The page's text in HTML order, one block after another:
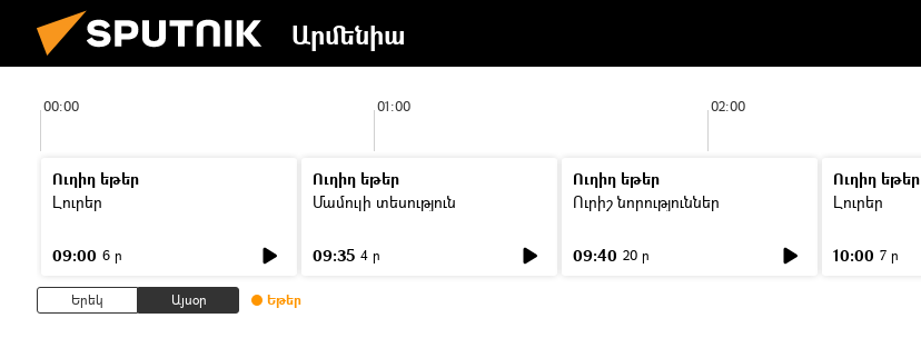
Արմենիա
00:00 01:00 02:00
Ուղիղ եթեր
Լուրեր
09:00 6 ր
Ուղիղ եթեր
Մամուլի տեսություն
09:35 4 ր
Ուղիղ եթեր
Ուրիշ նորություններ
09:40 20 ր
Ուղիղ եթեր
Լուրեր
10:00 7 ր
Երեկ Այսօր Եթեր